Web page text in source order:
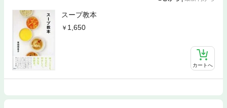
スープ教本
1,650
カートへ